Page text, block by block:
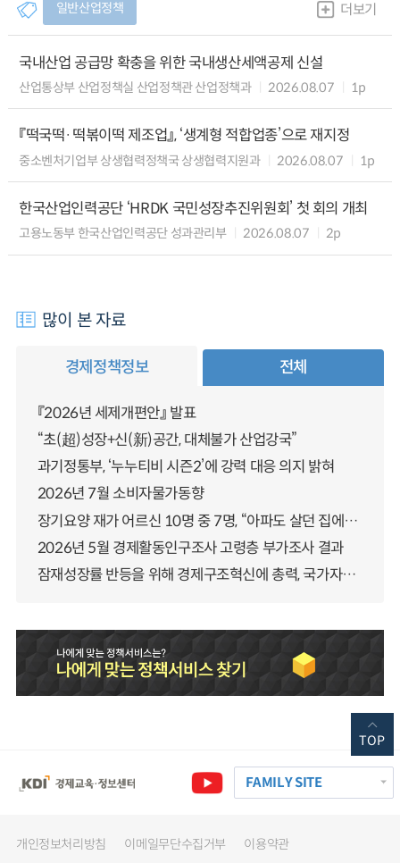
일반산업정책 더보기
국내산업 공급망 확충을 위한 국내생산세액공제 신설
산업통상부 산업정책실 산업정책관 산업정책과 2026.08.07 1p
『떡국떡·떡볶이떡 제조업』, ‘생계형 적합업종’으로 재지정
중소벤처기업부 상생협력정책국 상생협력지원과 2026.08.07 1p
한국산업인력공단 ‘HRDK 국민성장추진위원회’ 첫 회의 개최
고용노동부 한국산업인력공단 성과관리부 2026.08.07 2p
많이 본 자료
경제정책정보 전체
『2026년 세제개편안』 발표
“초(超)성장+신(新)공간, 대체불가 산업강국”
과기정통부, ‘누누티비 시즌2’에 강력 대응 의지 밝혀
2026년 7월 소비자물가동향
장기요양 재가 어르신 10명 중 7명, “아파도 살던 집에서 살겠다” 「2025년 장기요양실태조사」 결과 발표
2026년 5월 경제활동인구조사 고령층 부가조사 결과
잠재성장률 반등을 위해 경제구조혁신에 총력, 국가자산 관리체계 대전환
FAMILY SITE
개인정보처리방침 이메일무단수집거부 이용약관
TOP